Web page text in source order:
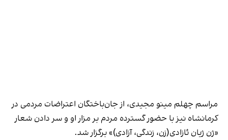
مراسم چهلم مینو مجیدی، از جان‌باختگان اعتراضات مردمی در
کرمانشاه نیز با حضور گسترده مردم بر مزار او و سر دادن شعار
«ژن ژیان ئازادی(زن، زندگی، آزادی)» برگزار شد.